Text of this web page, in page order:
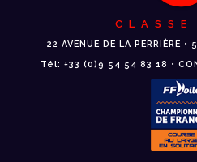
22 AVENUE DE LA PERRIÈRE
Tél: +33 (0)9 54 54 83 18 •